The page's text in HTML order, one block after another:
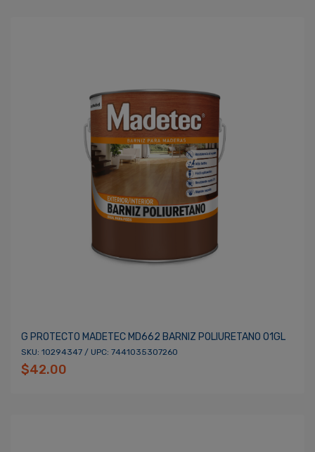
G PROTECTO MADETEC MD662 BARNIZ POLIURETANO 01GL
SKU: 10294347 / UPC: 7441035307260
$42.00